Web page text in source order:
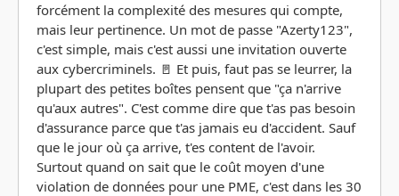
forcément la complexité des mesures qui compte,
mais leur pertinence. Un mot de passe "Azerty123",
c'est simple, mais c'est aussi une invitation ouverte
aux cybercriminels. 🚪 Et puis, faut pas se leurrer, la
plupart des petites boîtes pensent que "ça n'arrive
qu'aux autres". C'est comme dire que t'as pas besoin
d'assurance parce que t'as jamais eu d'accident. Sauf
que le jour où ça arrive, t'es content de l'avoir.
Surtout quand on sait que le coût moyen d'une
violation de données pour une PME, c'est dans les 30